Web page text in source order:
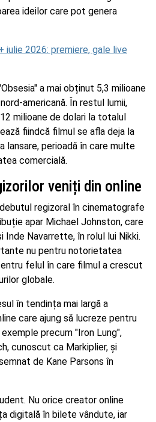
ideilor care pot genera
iulie 2026: premiere, gale live
a mai obținut 5,3 milioane
americană. În restul lumii,
milioane de dolari la totalul
fiindcă filmul se afla deja la
lansare, perioadă în care multe
comercială.
veniți din online
regizoral în cinematografe
apar Michael Johnston, care
Inde Navarrette, în rolul lui Nikki.
nu pentru notorietatea
felul în care filmul a crescut
globale.
în tendința mai largă a
care ajung să lucreze pentru
precum "Iron Lung",
cunoscut ca Markiplier, și
de Kane Parsons în
Nu orice creator online
digitală în bilete vândute, iar